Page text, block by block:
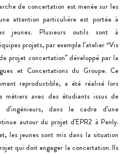
de concertation est menée sur les
attention particulière est portée à
jeunes. Plusieurs outils sont à
projets, par exemple l’atelier “Vis
projet concertation” développé par la
et Concertations du Groupe. Ce
reproductible, a été réalisé lors
métiers avec des étudiants issus de
d’ingénieurs, dans le cadre d’une
autour du projet d’EPR2 à Penly.
les jeunes sont mis dans la situation
qui doit engager la concertation. Ils